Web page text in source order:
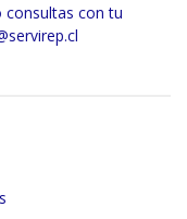
consultas con tu